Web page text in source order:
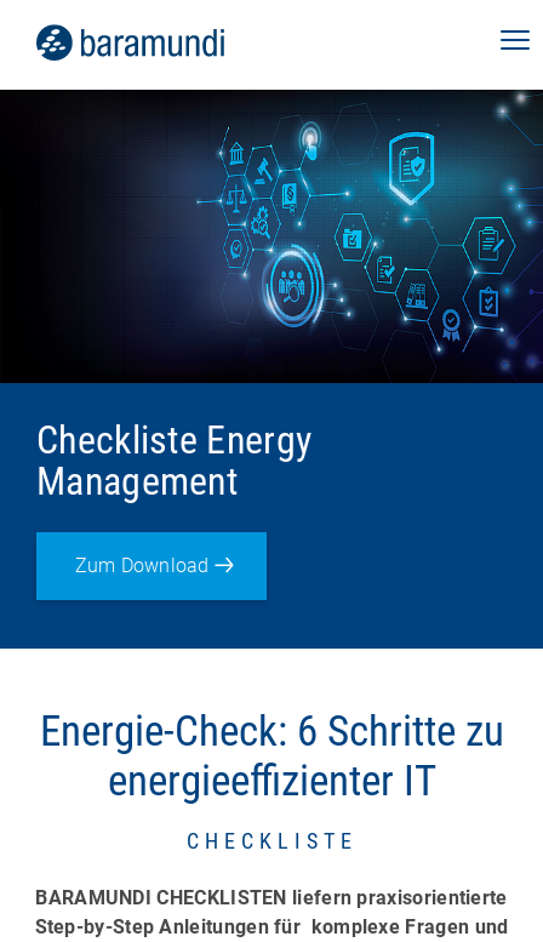
Checkliste Energy
Management
Zum Download
Energie-Check: 6 Schritte zu
energieeffizienter IT
CHECKLISTE
BARAMUNDI CHECKLISTEN liefern praxisorientierte
Step-by-Step Anleitungen für komplexe Fragen und